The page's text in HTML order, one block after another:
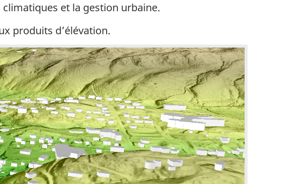
et la gestion urbaine.
produits d’élévation.